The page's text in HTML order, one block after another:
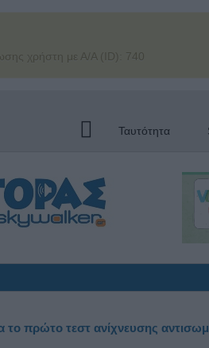
χρήστη με Α/Α (ID): 740
Ταυτότητα
το πρώτο τεστ ανίχνευσης